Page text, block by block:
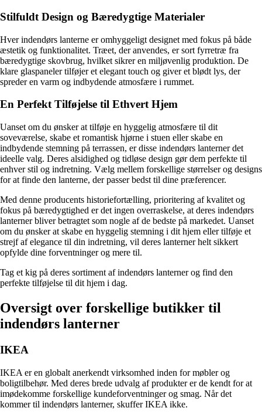
Stilfuldt Design og Bæredygtige Materialer
Hver indendørs lanterne er omhyggeligt designet med fokus på både
æstetik og funktionalitet. Træet, der anvendes, er sort fyrretræ fra
bæredygtige skovbrug, hvilket sikrer en miljøvenlig produktion. De
klare glaspaneler tilføjer et elegant touch og giver et blødt lys, der
spreder en varm og indbydende atmosfære i rummet.
En Perfekt Tilføjelse til Ethvert Hjem
Uanset om du ønsker at tilføje en hyggelig atmosfære til dit
soveværelse, skabe et romantisk hjørne i stuen eller skabe en
indbydende stemning på terrassen, er disse indendørs lanterner det
ideelle valg. Deres alsidighed og tidløse design gør dem perfekte til
enhver stil og indretning. Vælg mellem forskellige størrelser og designs
for at finde den lanterne, der passer bedst til dine præferencer.
Med denne producents historiefortælling, prioritering af kvalitet og
fokus på bæredygtighed er det ingen overraskelse, at deres indendørs
lanterner bliver betragtet som nogle af de bedste på markedet. Uanset
om du ønsker at skabe en hyggelig stemning i dit hjem eller tilføje et
strejf af elegance til din indretning, vil deres lanterner helt sikkert
opfylde dine forventninger og mere til.
Tag et kig på deres sortiment af indendørs lanterner og find den
perfekte tilføjelse til dit hjem i dag.
Oversigt over forskellige butikker til
indendørs lanterner
IKEA
IKEA er en globalt anerkendt virksomhed inden for møbler og
boligtilbehør. Med deres brede udvalg af produkter er de kendt for at
imødekomme forskellige kundeforventninger og smag. Når det
kommer til indendørs lanterner, skuffer IKEA ikke.